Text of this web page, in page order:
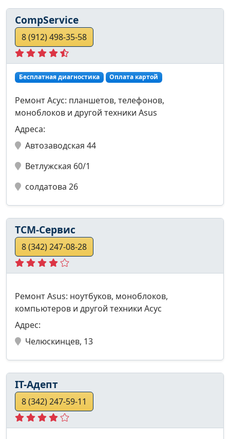
CompService
8 (912) 498-35-58
Бесплатная диагностика Оплата картой
Ремонт Асус: планшетов, телефонов,
моноблоков и другой техники Asus
Адреса:
Автозаводская 44
Ветлужская 60/1
солдатова 26
ТСМ-Сервис
8 (342) 247-08-28
Ремонт Asus: ноутбуков, моноблоков,
компьютеров и другой техники Асус
Адрес:
Челюскинцев, 13
IT-Адепт
8 (342) 247-59-11